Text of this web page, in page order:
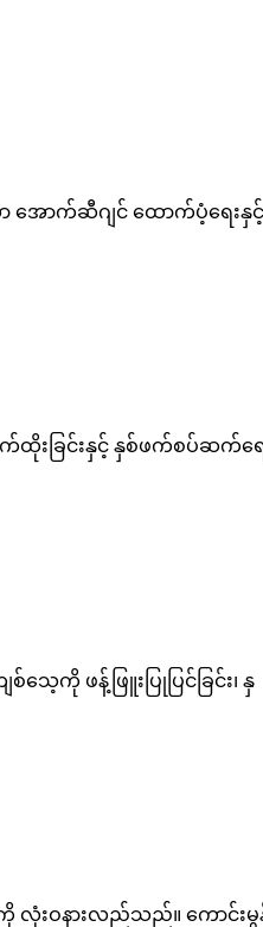
ာ အောက်ဆီဂျင် ထောက်ပံ့ရေး
က်ထိုးခြင်းနှင့် နှစ်ဖက်စပ်ဆက်ရ
စ်သေ့ကို ဖန့်ဖြူးပြုပြင်ခြင်း၊ နှ
လုံးဝနားလည်သည်။ ကောင်းမွ